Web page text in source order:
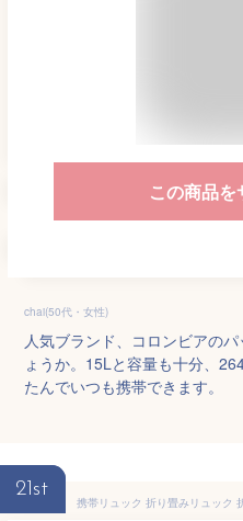
この商品
chai(50代・女性)
人気ブランド、コロンビアの
ょうか。15Lと容量も十分、
たんでいつも携帯できます。
21st